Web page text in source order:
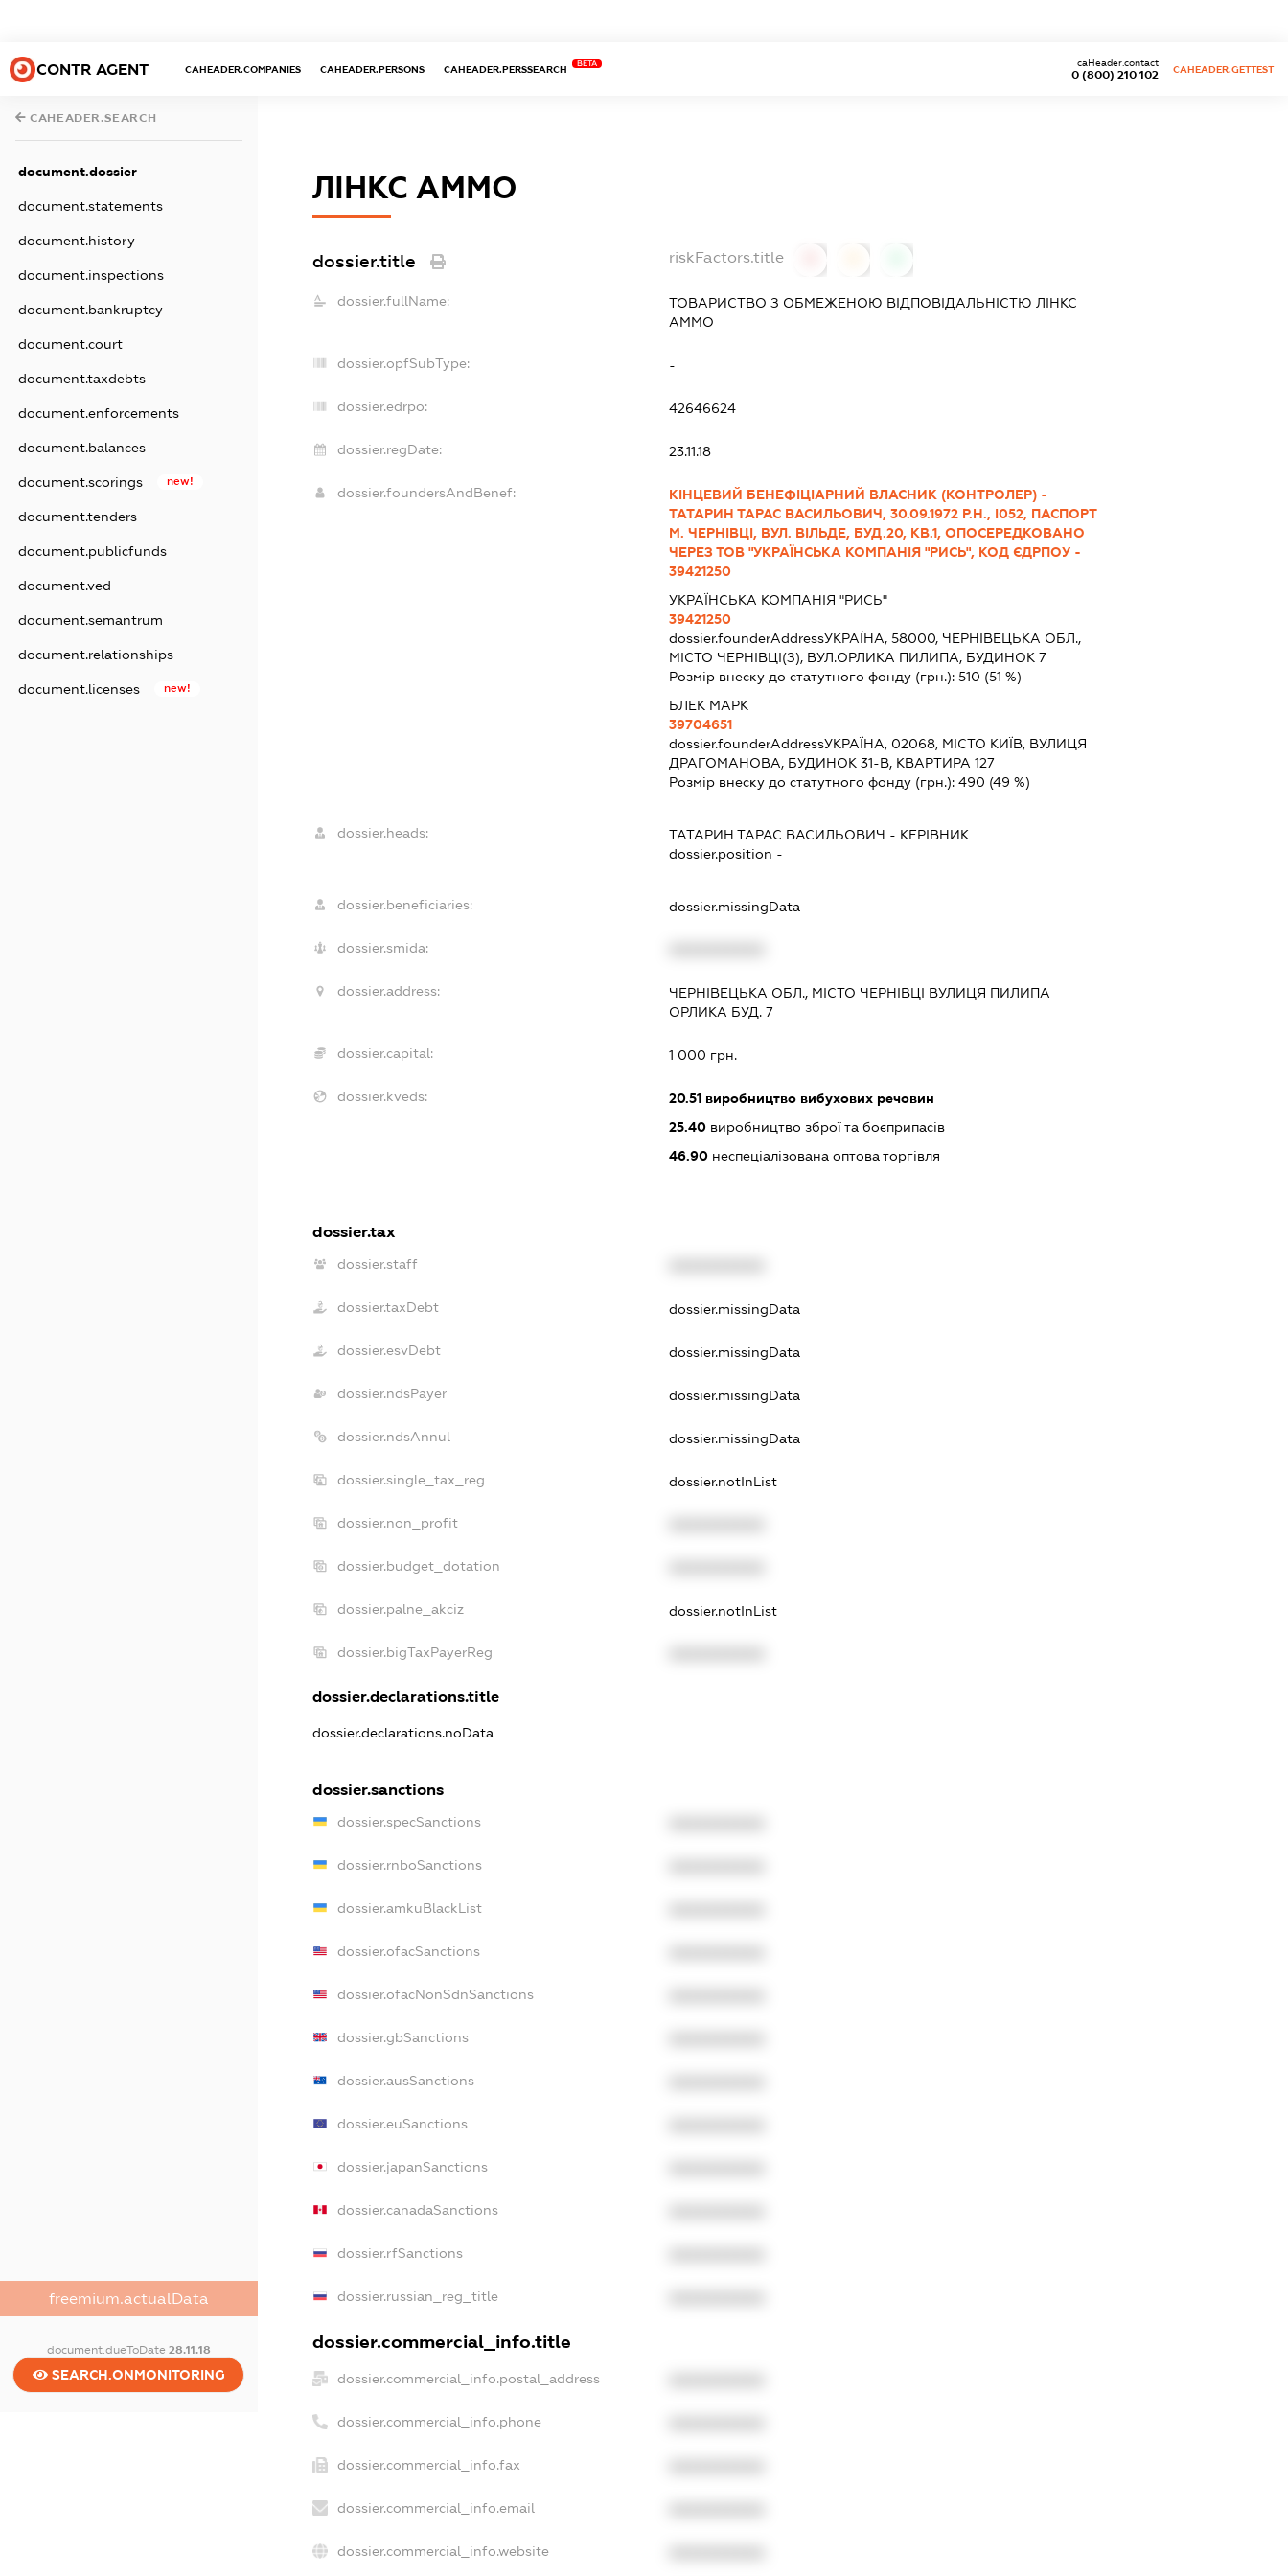
CONTR AGENT CAHEADER.COMPANIES CAHEADER.PERSONS CAHEADER.PERSSEARCH
BETA
0 (800) 210 102
caHeader.contact
CAHEADER.GETTEST
CAHEADER.SEARCH
document.dossier
document.statements
document.history
document.inspections
document.bankruptcy
document.court
document.taxdebts
document.enforcements
document.balances
document.scorings new!
document.tenders
document.publicfunds
document.ved
document.semantrum
document.relationships
document.licenses new!
freemium.actualData
document.dueToDate 28.11.18
SEARCH.ONMONITORING
ЛІНКС АММО
dossier.title riskFactors.title
dossier.fullName: ТОВАРИСТВО З ОБМЕЖЕНОЮ ВІДПОВІДАЛЬНІСТЮ ЛІНКС
АММО
dossier.opfSubType: -
dossier.edrpo: 42646624
dossier.regDate: 23.11.18
dossier.foundersAndBenef:
КІНЦЕВИЙ БЕНЕФІЦІАРНИЙ ВЛАСНИК (КОНТРОЛЕР) -
ТАТАРИН ТАРАС ВАСИЛЬОВИЧ, 30.09.1972 Р.Н., І052, ПАСПОРТ
М. ЧЕРНІВЦІ, ВУЛ. ВІЛЬДЕ, БУД.20, КВ.1, ОПОСЕРЕДКОВАНО
ЧЕРЕЗ ТОВ "УКРАЇНСЬКА КОМПАНІЯ "РИСЬ", КОД ЄДРПОУ -
39421250
УКРАЇНСЬКА КОМПАНІЯ "РИСЬ"
39421250
dossier.founderAddressУКРАЇНА, 58000, ЧЕРНІВЕЦЬКА ОБЛ.,
МІСТО ЧЕРНІВЦІ(З), ВУЛ.ОРЛИКА ПИЛИПА, БУДИНОК 7
Розмір внеску до статутного фонду (грн.): 510 (51 %)
БЛЕК МАРК
39704651
dossier.founderAddressУКРАЇНА, 02068, МІСТО КИЇВ, ВУЛИЦЯ
ДРАГОМАНОВА, БУДИНОК 31-В, КВАРТИРА 127
Розмір внеску до статутного фонду (грн.): 490 (49 %)
dossier.heads: ТАТАРИН ТАРАС ВАСИЛЬОВИЧ - КЕРІВНИК
dossier.position -
dossier.beneficiaries: dossier.missingData
dossier.smida:
dossier.address:
ЧЕРНІВЕЦЬКА ОБЛ., МІСТО ЧЕРНІВЦІ ВУЛИЦЯ ПИЛИПА
ОРЛИКА БУД. 7
dossier.capital: 1 000 грн.
dossier.kveds: 20.51виробництво вибухових речовин
25.40виробництво зброї та боєприпасів
46.90неспеціалізована оптова торгівля
dossier.tax
dossier.staff
dossier.taxDebt dossier.missingData
dossier.esvDebt dossier.missingData
dossier.ndsPayer dossier.missingData
dossier.ndsAnnul dossier.missingData
dossier.single_tax_reg dossier.notInList
dossier.non_profit
dossier.budget_dotation
dossier.palne_akciz dossier.notInList
dossier.bigTaxPayerReg
dossier.declarations.title
dossier.declarations.noData
dossier.sanctions
dossier.specSanctions
dossier.rnboSanctions
dossier.amkuBlackList
dossier.ofacSanctions
dossier.ofacNonSdnSanctions
dossier.gbSanctions
dossier.ausSanctions
dossier.euSanctions
dossier.japanSanctions
dossier.canadaSanctions
dossier.rfSanctions
dossier.russian_reg_title
dossier.commercial_info.title
dossier.commercial_info.postal_address
dossier.commercial_info.phone
dossier.commercial_info.fax
dossier.commercial_info.email
dossier.commercial_info.website